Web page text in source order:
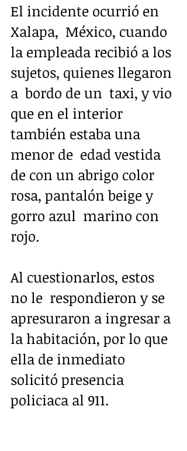
El incidente ocurrió en
Xalapa,  México, cuando
la empleada recibió a los
sujetos, quienes llegaron
a  bordo de un  taxi, y vio
que en el interior
también estaba una
menor de  edad vestida
de con un abrigo color
rosa, pantalón beige y
gorro azul  marino con
rojo.
Al cuestionarlos, estos
no le  respondieron y se
apresuraron a ingresar a
la habitación, por lo que
ella de inmediato
solicitó presencia
policiaca al 911.